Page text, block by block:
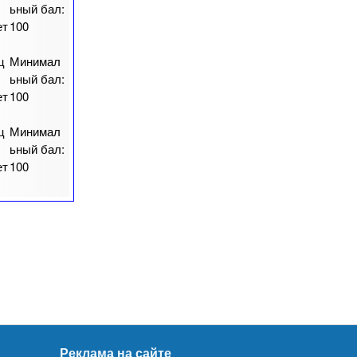
ьный бал:
100
Минимал
ьный бал:
100
Минимал
ьный бал:
100
Реклама на сайте